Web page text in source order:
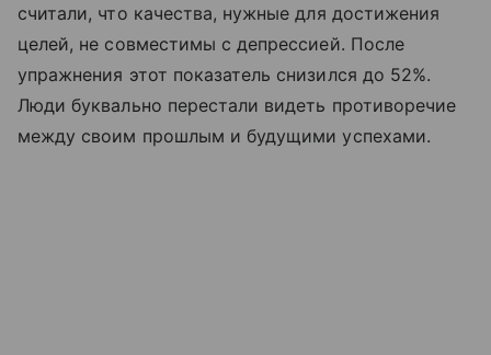
считали, что качества, нужные для достижения
целей, не совместимы с депрессией. После
упражнения этот показатель снизился до 52%.
Люди буквально перестали видеть противоречие
между своим прошлым и будущими успехами.